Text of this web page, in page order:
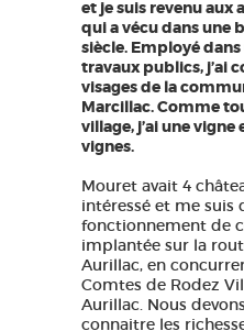
et je suis revenu aux
qui a vécu dans une
siècle. Employé
travaux publics, j’ai
visages de la
Marcillac. Comme
village, j’ai une
vignes.
Mouret avait 4
intéressé et me suis
fonctionnement de
implantée sur la
Aurillac, en
Comtes de Rodez
Aurillac. Nous
connaitre les